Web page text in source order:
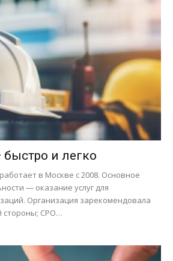
и легко
в Москве с 2008. Основное
— оказание услуг для
Организация зарекомендовала
стороны; СРО…